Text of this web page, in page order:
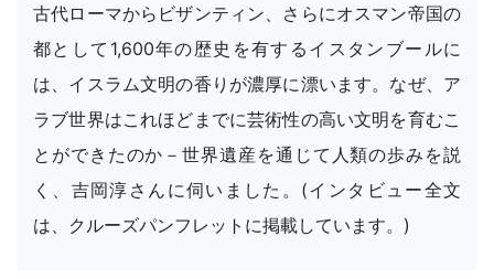
古代ローマからビザンティン、さらにオスマン帝国の
都として1,600年の歴史を有するイスタンブールに
は、イスラム文明の香りが濃厚に漂います。なぜ、ア
ラブ世界はこれほどまでに芸術性の高い文明を育むこ
とができたのか－世界遺産を通じて人類の歩みを説
く、吉岡淳さんに伺いました。(インタビュー全文
は、クルーズパンフレットに掲載しています。)